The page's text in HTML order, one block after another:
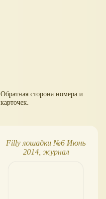
Обратная сторона номера и
карточек.
Filly лошадки №6 Июнь
2014, журнал